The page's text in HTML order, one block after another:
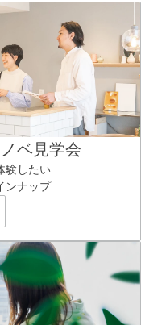
ベ見学会
験したい
ンナップ